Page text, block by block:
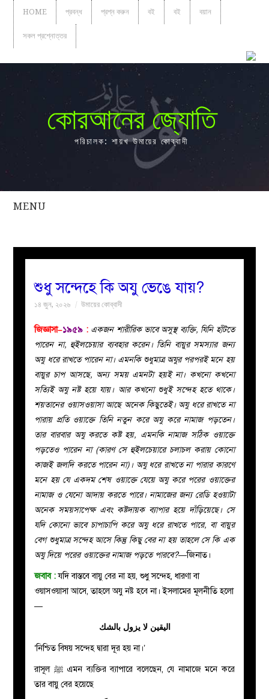
HOME প্রবন্ধ প্রশ্ন করুন বই বই বয়ান
সকল প্রশ্নোত্তর
কোরআনের জ্যোতি
পরিচালক: শায়খ উমায়ের কোব্বাদী
MENU
সকল
নারীদের
পাতা
ইসলাহী
মজলিস
প্রশ্ন
করুন
শুধু সন্দেহে কি অযু ভেঙে যায়?
১৪ জুন, ২০২৬ উমায়ের কোব্বাদী
জিজ্ঞাসা–১৯৫৯ : একজন শারীরিক ভাবে অসুস্থ ব্যক্তি, যিনি হাঁটতে
পারেন না, হুইলচেয়ার ব্যবহার করেন। তিনি বায়ুর সমস্যার জন্য
অযু ধরে রাখতে পারেন না। এমনকি শুধুমাত্র অযুর পরপরই মনে হয়
বায়ুর চাপ আসছে, অন্য সময় এমনটা হয়ই না। কখনো কখনো
সত্যিই অযু নষ্ট হয়ে যায়। আর কখনো শুধুই সন্দেহ হতে থাকে।
শয়তানের ওয়াসওয়াসা আছে অনেক কিছুতেই। অযু ধরে রাখতে না
পারায় প্রতি ওয়াক্তে তিনি নতুন করে অযু করে নামাজ পড়তেন।
তার বারবার অযু করতে কষ্ট হয়, এমনকি নামাজ সঠিক ওয়াক্তে
পড়তেও পারেন না (কারণ সে হুইলচেয়ারে চলাচল করায় কোনো
কাজই জলদি করতে পারেন না)। অযু ধরে রাখতে না পারার কারণে
মনে হয় যে একদম শেষ ওয়াক্তে যেয়ে অযু করে পরের ওয়াক্তের
নামাজ ও যেনো আদায় করতে পারে। নামাজের জন্য রেডি হওয়াটা
অনেক সময়সাপেক্ষ এবং কষ্টদায়ক ব্যাপার হয়ে দাঁড়িয়েছে। সে
যদি কোনো ভাবে চাপাচাপি করে অযু ধরে রাখতে পারে, বা বায়ুর
বেগ শুধুমাত্র সন্দেহ আসে কিন্তু কিছু বের না হয় তাহলে সে কি এক
অযু দিয়ে পরের ওয়াক্তের নামাজ পড়তে পারবে?—জিনাত।
জবাব : যদি বাস্তবে বায়ু বের না হয়, শুধু সন্দেহ, ধারণা বা
ওয়াসওয়াসা আসে, তাহলে অযু নষ্ট হবে না। ইসলামের মূলনীতি হলো
—
اليقين لا يزول بالشك
‘নিশ্চিত বিষয় সন্দেহ দ্বারা দূর হয় না।’
রাসূল ﷺ এমন ব্যক্তির ব্যাপারে বলেছেন, যে নামাজে মনে করে
তার বায়ু বের হয়েছে